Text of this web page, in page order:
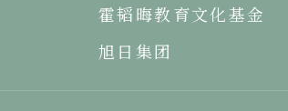
霍韬晦教育文化基金
旭日集团